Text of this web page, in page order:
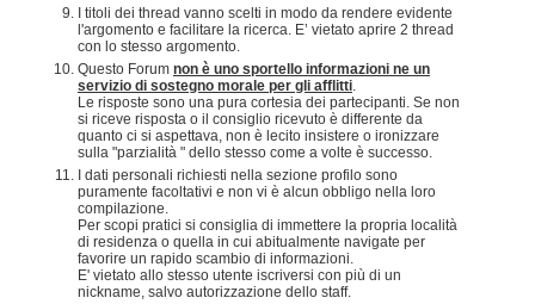
I titoli dei thread vanno scelti in modo da rendere evidente
l'argomento e facilitare la ricerca. E’ vietato aprire 2 thread
con lo stesso argomento.
Questo Forum non è uno sportello informazioni ne un
servizio di sostegno morale per gli afflitti
Le risposte sono una pura cortesia dei partecipanti. Se non
si riceve risposta o il consiglio ricevuto è differente da
quanto ci si aspettava, non è lecito insistere o ironizzare
sulla "parzialità " dello stesso come a volte è successo.
I dati personali richiesti nella sezione profilo sono
puramente facoltativi e non vi è alcun obbligo nella loro
compilazione.
Per scopi pratici si consiglia di immettere la propria località
di residenza o quella in cui abitualmente navigate per
favorire un rapido scambio di informazioni.
E' vietato allo stesso utente iscriversi con più di un
nickname, salvo autorizzazione dello staff.